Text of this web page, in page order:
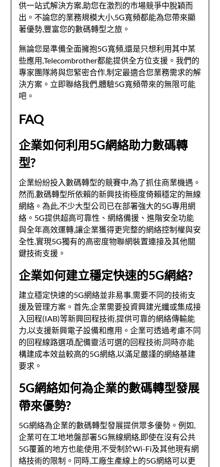
供一站式解決方案,助您在激烈的市場競爭中脫穎而
出。不論您的業務規模大小,5G寬頻都能為您帶來顯
著優勢,豐富您的數碼轉型之旅。
無論您是準備全面擁抱5G寬頻,還是只想利用其中某
些應用,Telecombrother都能提供全方位支援。我們的
專家團隊將與您緊密合作,制定最適合您業務需求的解
決方案。立即聯絡我們,體驗5G寬頻帶來的無限可能
吧。
FAQ
企業如何利用5G網絡助力數碼轉
型?
企業紛紛投入數碼轉型的競賽中,為了抓住商業機遇。
然而,數碼轉型所依賴的新興技術極度倚賴穩定的無線
網絡。為此,不少大型公司已在部署強大的5G專用網
絡。5G提供超高可靠性、網絡備援、進階安全功能
與全年高效運轉,讓企業獲得更完整的網絡控制權與安
全性,實現5G獨有的高密度物聯網裝置連接及其他關
鍵技術支援。
企業如何建立穩定快速的5G網絡?
建立穩定快速的5G網絡並非易事,需要不同的技術支
援及管理方案。首先,企業需要投資興建光纖或集成接
入回程(IAB)等新興回程技術,提供可靠的網絡傳輸能
力,以支援新興電子設備和應用。企業可透過考慮不同
的回程線路選項,配備靈活可選的回程技術,同時亦能
構建成本效益較高的5G網絡,以滿足嚴謹的網絡基建
要求。
5G網絡如何為企業的數碼轉型發展
帶來優勢?
5G網絡為企業的數碼轉型發展提供眾多優勢。例如,
企業可在工地地盤部署5G無線網絡,即使在沒有公共
5G覆蓋的地方也能使用,不受制於Wi-Fi及其他現有網
絡技術的限制。同時,工廠生產線上的5G網絡可以更